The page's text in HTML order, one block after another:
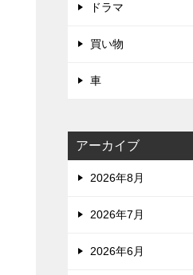
ドラマ
買い物
車
アーカイブ
2026年8月
2026年7月
2026年6月